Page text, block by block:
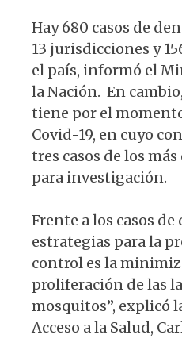
Hay 680 casos de
13 jurisdicciones y
el país, informó el
la Nación. En
tiene por el
Covid-19, en cuyo
tres casos de los
para investigación.
Frente a los casos de
estrategias para la
control es la
proliferación de las
mosquitos”, explicó
Acceso a la Salud,